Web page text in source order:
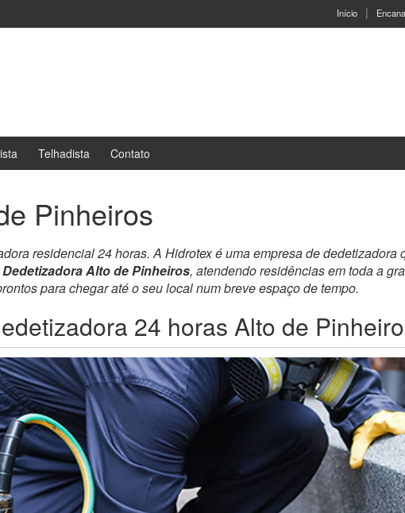
Início
Telhadista Contato
Pinheiros
residencial 24 horas. A Hidrotex é uma empresa de dedetizadora
Dedetizadora Alto de Pinheiros, atendendo residências em toda a
para chegar até o seu local num breve espaço de tempo.
24 horas Alto de